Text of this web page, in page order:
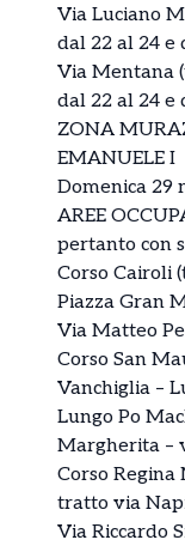
Via Luciano
dal 22 al 24 e
Via Mentana
dal 22 al 24 e
ZONA
EMANUELE I
Domenica 29
AREE
pertanto con
Corso Cairoli
Piazza Gran
Via Matteo
Corso San
Vanchiglia –
Lungo Po
Margherita –
Corso
tratto via
Via Riccardo